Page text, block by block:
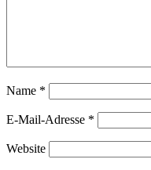
Name *
E-Mail-Adresse *
Website